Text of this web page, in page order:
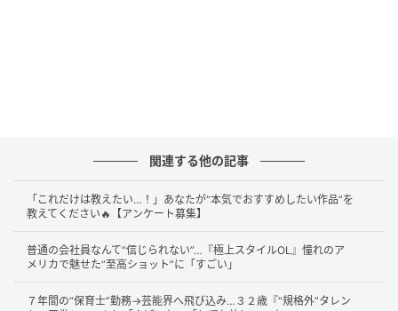
い気遣いの言葉が綴られていました。
色紙いっぱいに描かれた似顔絵は、赤や黄色を取り入
れたタッチが印象的。ゴールドやパールなど、様々な
アクリル絵の具を使い分けて仕上げたのだとか。表情
の繊細さや陰影の付け方など、本格的な画力が伝わっ
てきますね。
関連する他の記事
「これだけは教えたい…！」あなたが“本気でおすすめしたい作品”を
教えてください🔥【アンケート募集】
普通の会社員なんて“信じられない”…『極上スタイルOL』憧れのア
メリカで魅せた“至高ショット”に「すごい」
７年間の“保育士”勤務→芸能界へ飛び込み…３２歳『“規格外”タレン